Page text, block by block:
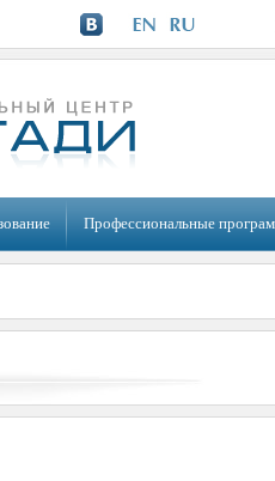
Профессиональные